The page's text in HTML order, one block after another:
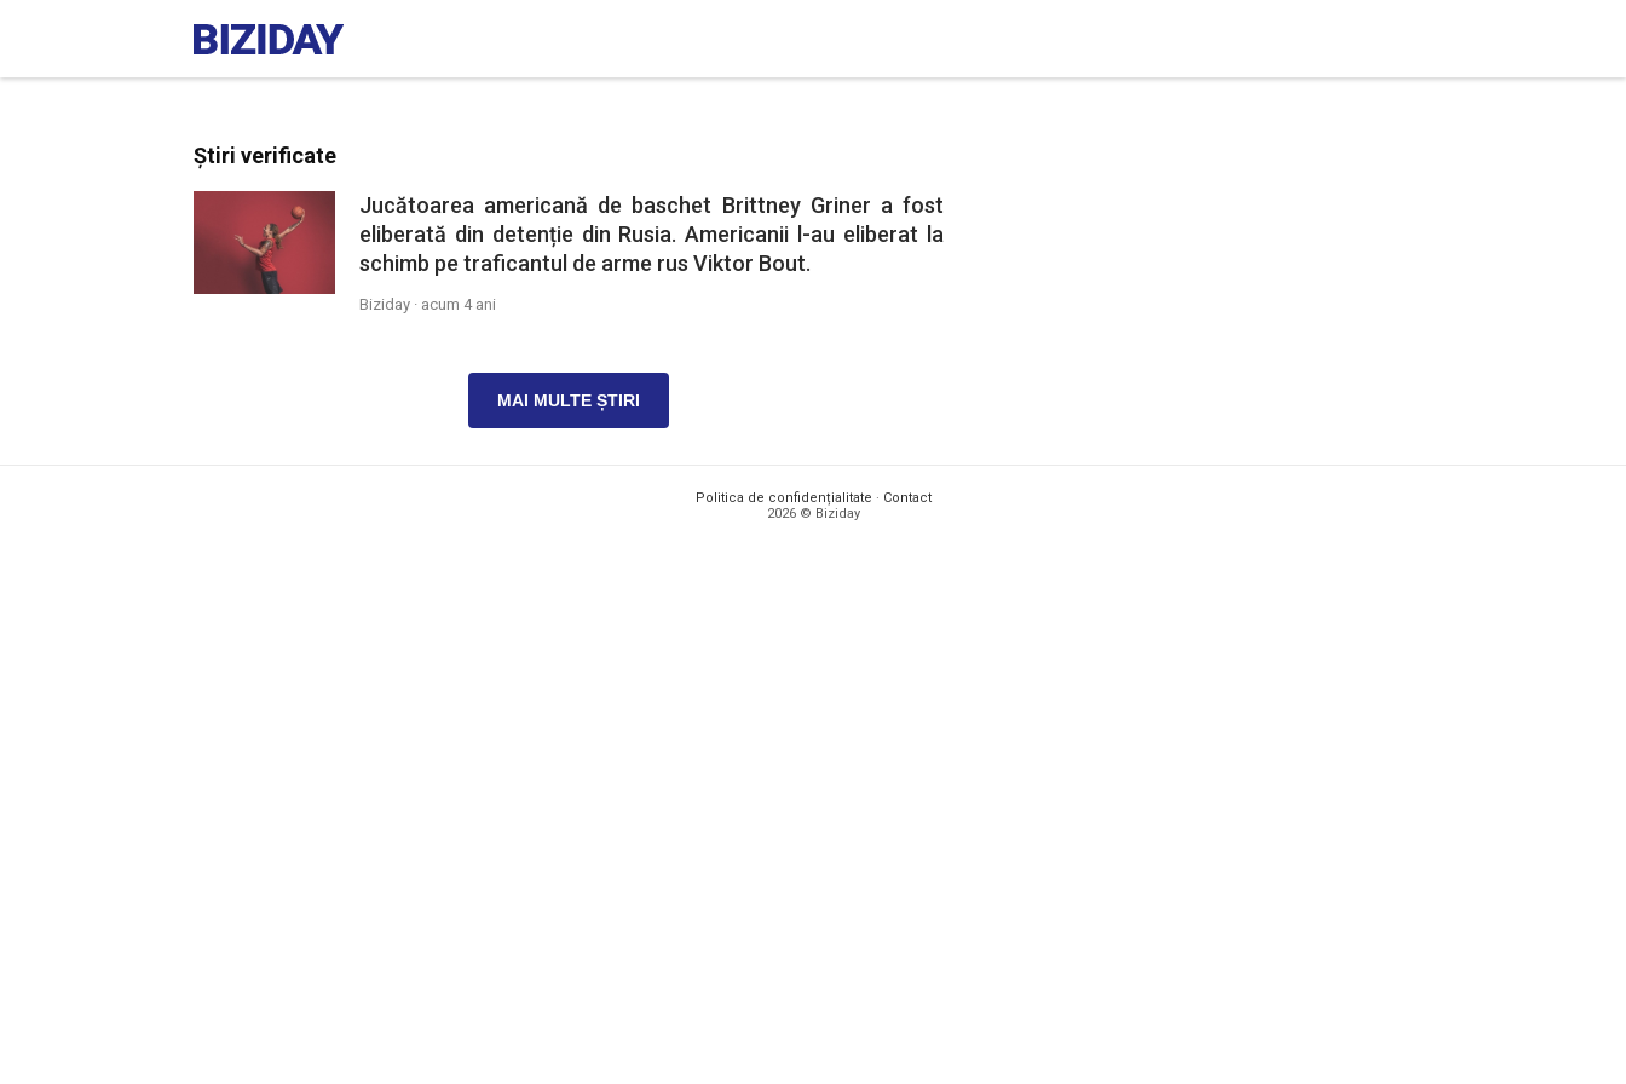
Știri verificate
Jucătoarea americană de baschet Brittney Griner a fost
eliberată din detenție din Rusia. Americanii l-au eliberat la
schimb pe traficantul de arme rus Viktor Bout.
Biziday · acum 4 ani
MAI MULTE ȘTIRI
Politica de confidențialitate · Contact
2026 © Biziday